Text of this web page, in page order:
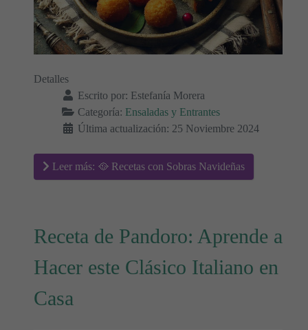
Detalles
Escrito por: Estefanía Morera
Categoría: Ensaladas y Entrantes
Última actualización: 25 Noviembre 2024
Leer más: 🥘 Recetas con Sobras Navideñas
Receta de Pandoro: Aprende a
Hacer este Clásico Italiano en
Casa